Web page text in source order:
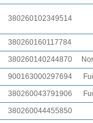
380260102349514
380260160117784
380260140244870
900163000297694
380260043791906
380260044455850